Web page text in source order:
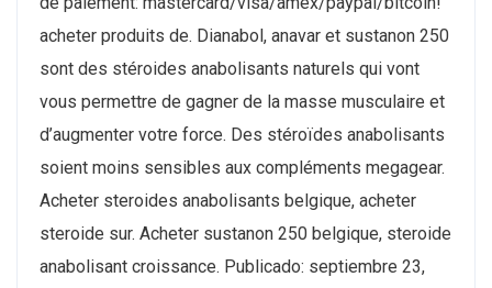
acheter produits de. Dianabol, anavar et sustanon 250
sont des stéroides anabolisants naturels qui vont
vous permettre de gagner de la masse musculaire et
d’augmenter votre force. Des stéroïdes anabolisants
soient moins sensibles aux compléments megagear.
Acheter steroides anabolisants belgique, acheter
steroide sur. Acheter sustanon 250 belgique, steroide
anabolisant croissance. Publicado: septiembre 23,